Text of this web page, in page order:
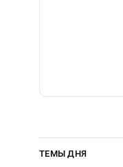
ТЕМЫ ДНЯ